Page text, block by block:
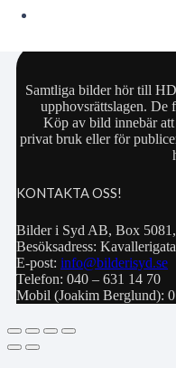
Samtliga bilder hör till
upphovsrättslagen. De
Köp av bild innebär
privat bruk eller för
KONTAKTA OSS!
Bilder i Syd AB, Box
Besöksadress:
E-post: info@bilderisyd.se
Telefon: 040 – 631 14 70
Mobil (Joakim Berglund):